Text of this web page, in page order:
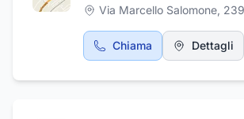
Via Marcello Salomone, 239
Chiama Dettagli